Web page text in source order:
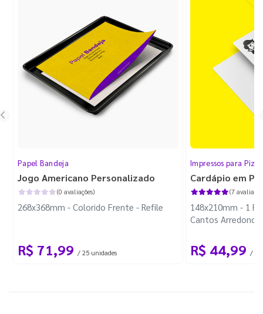
Papel Bandeja
Jogo Americano Personalizado
(0 avaliações)
268x368mm - Colorido Frente - Refile
R$ 71,99 / 25 unidades
Impressos para
Cardápio em
(7
148x210mm - 1
Cantos
R$ 44,99 / 1